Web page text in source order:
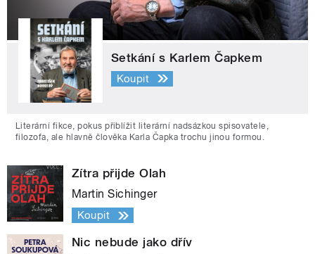
Setkání s Karlem Čapkem
Koupit
Literární fikce, pokus přiblížit literární nadsázkou spisovatele,
filozofa, ale hlavně člověka Karla Čapka trochu jinou formou.
Zítra přijde Olah
Martin Sichinger
Koupit
Nic nebude jako dřív